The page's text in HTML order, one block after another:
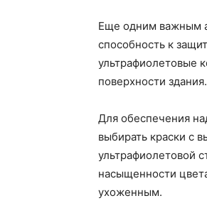
Еще одним важным
способность к
ультрафиолетовые
поверхности здания.
Для обеспечения
выбирать краски с
ультрафиолетовой
насыщенности
ухоженным.